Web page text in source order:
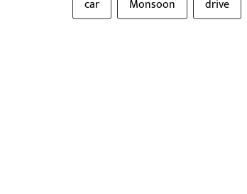
car Monsoon drive